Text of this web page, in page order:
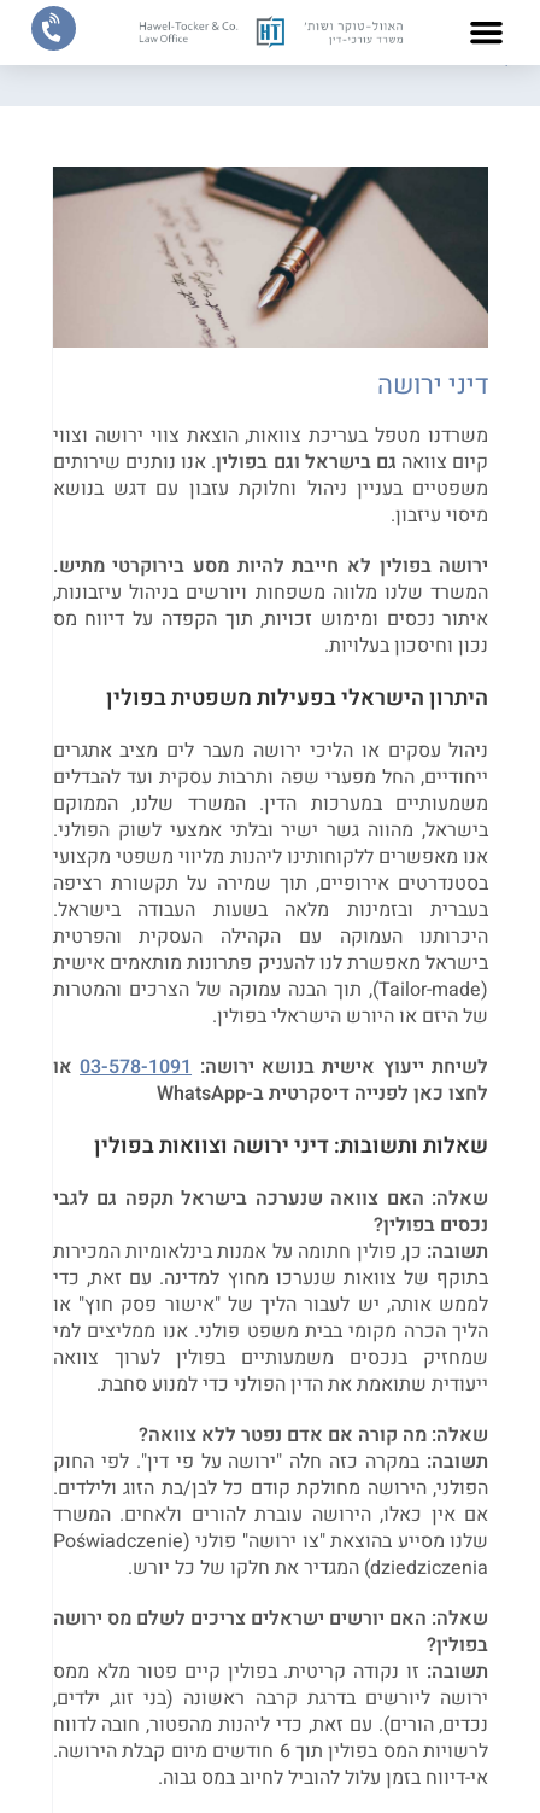
דיני ירושה
משרדנו מטפל בעריכת צוואות, הוצאת צווי ירושה וצווי
קיום צוואה גם בישראל וגם בפולין. אנו נותנים שירותים
משפטיים בעניין ניהול וחלוקת עזבון עם דגש בנושא
מיסוי עיזבון.
ירושה בפולין לא חייבת להיות מסע בירוקרטי מתיש.
המשרד שלנו מלווה משפחות ויורשים בניהול עיזבונות,
איתור נכסים ומימוש זכויות, תוך הקפדה על דיווח מס
נכון וחיסכון בעלויות.
היתרון הישראלי בפעילות משפטית בפולין
ניהול עסקים או הליכי ירושה מעבר לים מציב אתגרים
ייחודיים, החל מפערי שפה ותרבות עסקית ועד להבדלים
משמעותיים במערכות הדין. המשרד שלנו, הממוקם
בישראל, מהווה גשר ישיר ובלתי אמצעי לשוק הפולני.
אנו מאפשרים ללקוחותינו ליהנות מליווי משפטי מקצועי
בסטנדרטים אירופיים, תוך שמירה על תקשורת רציפה
בעברית ובזמינות מלאה בשעות העבודה בישראל.
היכרותנו העמוקה עם הקהילה העסקית והפרטית
בישראל מאפשרת לנו להעניק פתרונות מותאמים אישית
(Tailor-made), תוך הבנה עמוקה של הצרכים והמטרות
של היזם או היורש הישראלי בפולין.
לשיחת ייעוץ אישית בנושא ירושה: 03-578-1091 או
לחצו כאן לפנייה דיסקרטית ב-WhatsApp
שאלות ותשובות: דיני ירושה וצוואות בפולין
שאלה: האם צוואה שנערכה בישראל תקפה גם לגבי
נכסים בפולין?
תשובה: כן, פולין חתומה על אמנות בינלאומיות המכירות
בתוקף של צוואות שנערכו מחוץ למדינה. עם זאת, כדי
לממש אותה, יש לעבור הליך של "אישור פסק חוץ" או
הליך הכרה מקומי בבית משפט פולני. אנו ממליצים למי
שמחזיק בנכסים משמעותיים בפולין לערוך צוואה
ייעודית שתואמת את הדין הפולני כדי למנוע סחבת.
שאלה: מה קורה אם אדם נפטר ללא צוואה?
תשובה: במקרה כזה חלה "ירושה על פי דין". לפי החוק
הפולני, הירושה מחולקת קודם כל לבן/בת הזוג ולילדים.
אם אין כאלו, הירושה עוברת להורים ולאחים. המשרד
שלנו מסייע בהוצאת "צו ירושה" פולני (Poświadczenie
dziedziczenia) המגדיר את חלקו של כל יורש.
שאלה: האם יורשים ישראלים צריכים לשלם מס ירושה
בפולין?
תשובה: זו נקודה קריטית. בפולין קיים פטור מלא ממס
ירושה ליורשים בדרגת קרבה ראשונה (בני זוג, ילדים,
נכדים, הורים). עם זאת, כדי ליהנות מהפטור, חובה לדווח
לרשויות המס בפולין תוך 6 חודשים מיום קבלת הירושה.
אי-דיווח בזמן עלול להוביל לחיוב במס גבוה.